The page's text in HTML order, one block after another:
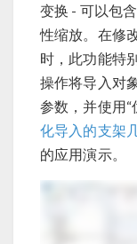
变换 - 可以包
性缩放。在修
时，此功能特
操作将导入对
参数，并使用
化导入的支架
的应用演示。